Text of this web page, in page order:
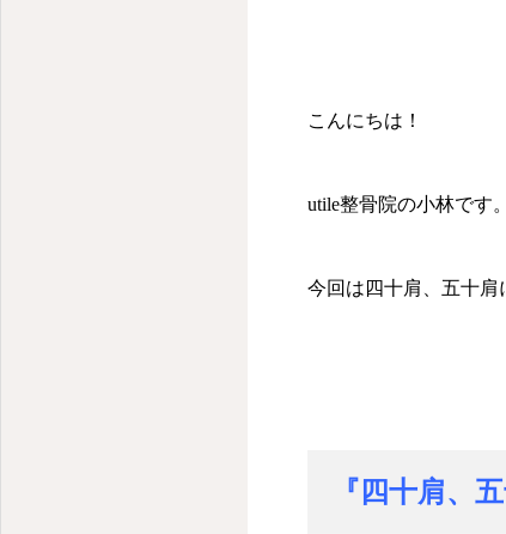
こんにちは！
utile整骨院の小林です。
今回は四十肩、五十肩
『四十肩、